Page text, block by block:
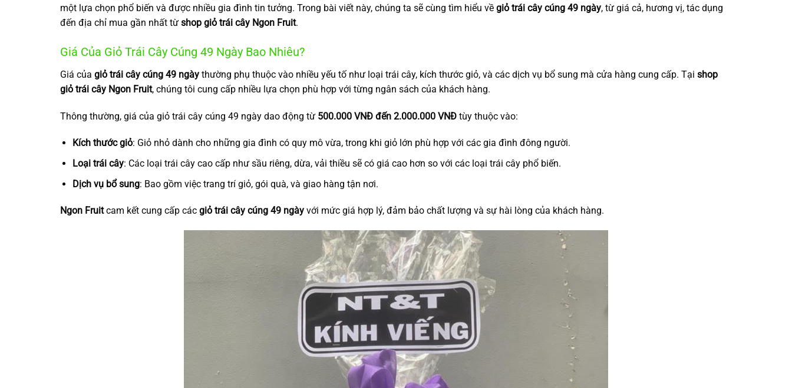
một lựa chọn phổ biến và được nhiều gia đình tin tưởng. Trong bài viết này, chúng ta sẽ cùng tìm hiểu về giỏ trái cây cúng 49 ngày, từ giá cả, hương vị, tác dụng
đến địa chỉ mua gần nhất từ shop giỏ trái cây Ngon Fruit.
Giá Của Giỏ Trái Cây Cúng 49 Ngày Bao Nhiêu?
Giá của giỏ trái cây cúng 49 ngày thường phụ thuộc vào nhiều yếu tố như loại trái cây, kích thước giỏ, và các dịch vụ bổ sung mà cửa hàng cung cấp. Tại shop
giỏ trái cây Ngon Fruit, chúng tôi cung cấp nhiều lựa chọn phù hợp với từng ngân sách của khách hàng.
Thông thường, giá của giỏ trái cây cúng 49 ngày dao động từ 500.000 VNĐ đến 2.000.000 VNĐ tùy thuộc vào:
Kích thước giỏ: Giỏ nhỏ dành cho những gia đình có quy mô vừa, trong khi giỏ lớn phù hợp với các gia đình đông người.
Loại trái cây: Các loại trái cây cao cấp như sầu riêng, dừa, vải thiều sẽ có giá cao hơn so với các loại trái cây phổ biến.
Dịch vụ bổ sung: Bao gồm việc trang trí giỏ, gói quà, và giao hàng tận nơi.
Ngon Fruitcam kết cung cấp các giỏ trái cây cúng 49 ngày với mức giá hợp lý, đảm bảo chất lượng và sự hài lòng của khách hàng.